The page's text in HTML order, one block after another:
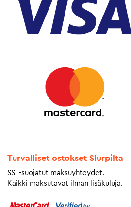
Turvalliset ostokset Slurpilta
SSL-suojatut maksuyhteydet.
Kaikki maksutavat ilman lisäkuluja.